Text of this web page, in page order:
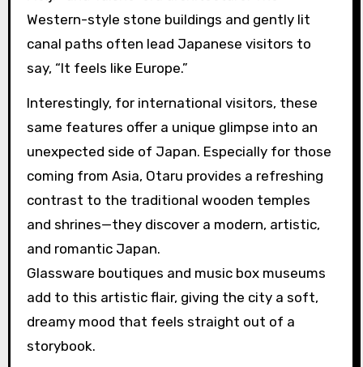
Western-style stone buildings and gently lit
canal paths often lead Japanese visitors to
say, “It feels like Europe.”
Interestingly, for international visitors, these
same features offer a unique glimpse into an
unexpected side of Japan. Especially for those
coming from Asia, Otaru provides a refreshing
contrast to the traditional wooden temples
and shrines—they discover a modern, artistic,
and romantic Japan.
Glassware boutiques and music box museums
add to this artistic flair, giving the city a soft,
dreamy mood that feels straight out of a
storybook.